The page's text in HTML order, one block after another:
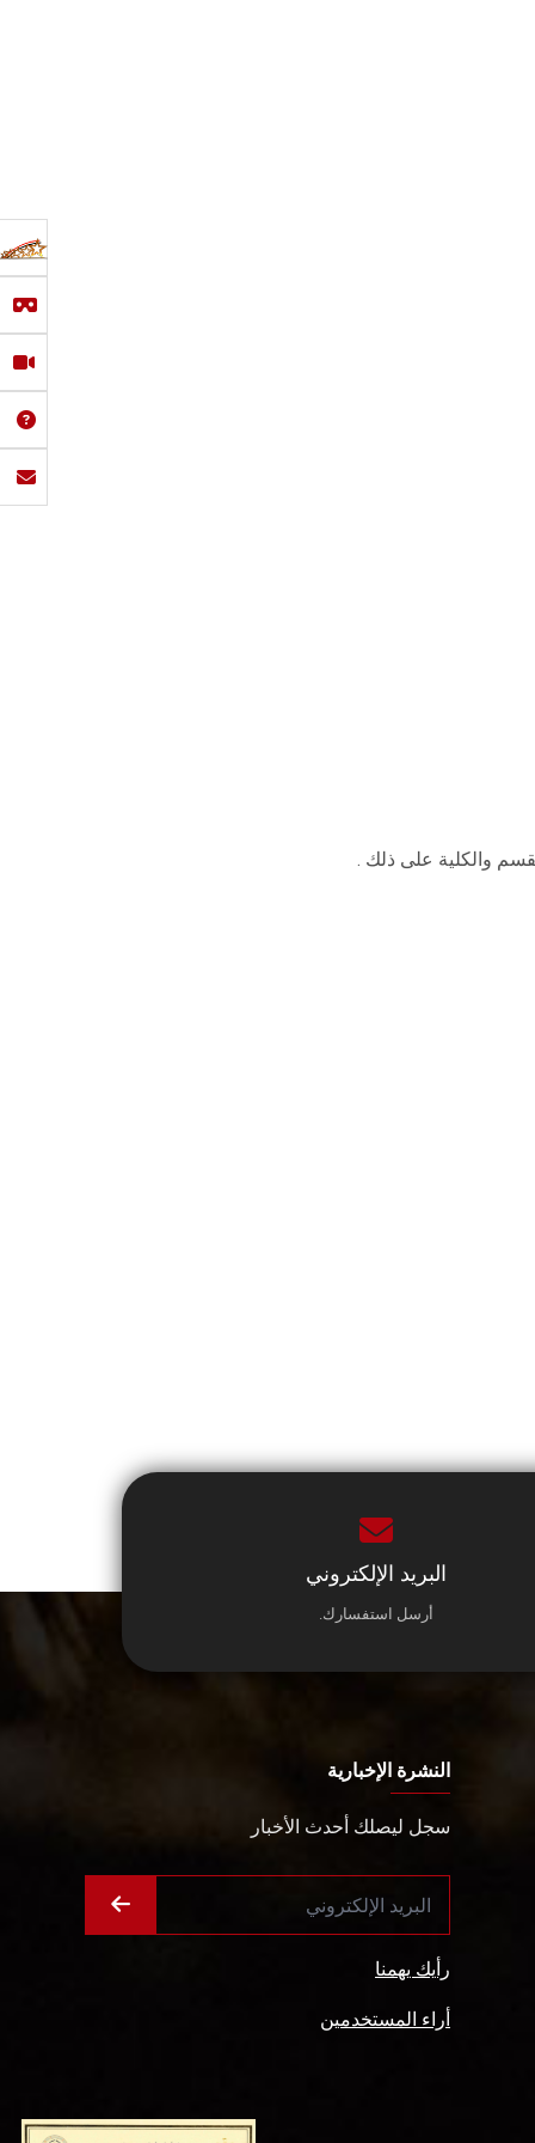
والكلية على ذلك .
البريد الإلكتروني
أرسل استفسارك.
النشرة الإخبارية
سجل ليصلك أحدث الأخبار
رأيك يهمنا
أراء المستخدمين